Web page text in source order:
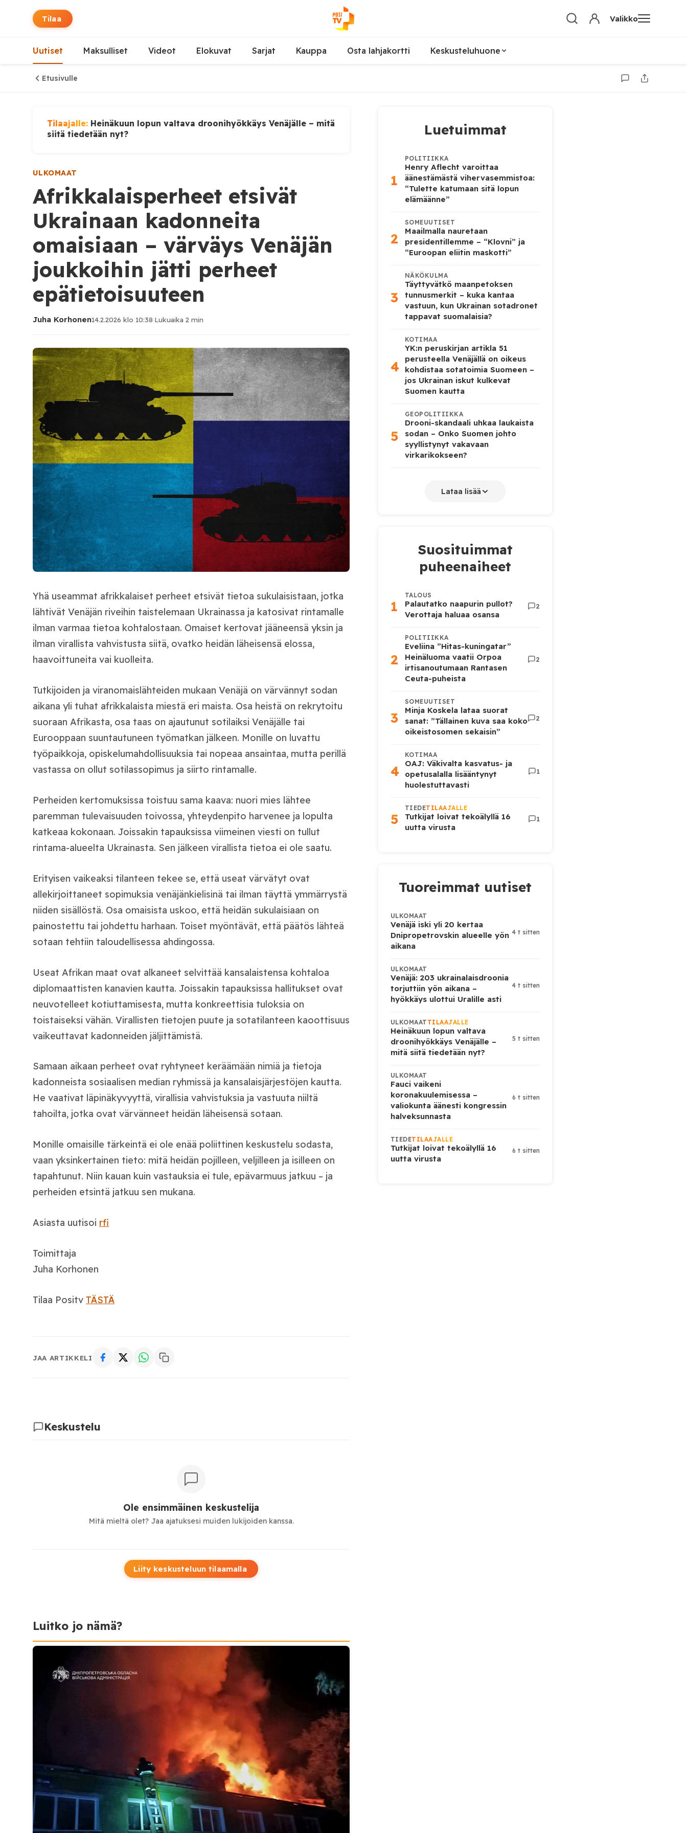
Tilaa Valikko
Uutiset Maksulliset Videot Elokuvat Sarjat Kauppa Osta lahjakortti Keskusteluhuone
Etusivulle
Tilaajalle: Heinäkuun lopun valtava droonihyökkäys Venäjälle – mitä
siitä tiedetään nyt?
ULKOMAAT
Afrikkalaisperheet etsivät
Ukrainaan kadonneita
omaisiaan – värväys Venäjän
joukkoihin jätti perheet
epätietoisuuteen
Juha Korhonen14.2.2026 klo 10:38·Lukuaika 2 min
Yhä useammat afrikkalaiset perheet etsivät tietoa sukulaisistaan, jotka
lähtivät Venäjän riveihin taistelemaan Ukrainassa ja katosivat rintamalle
ilman varmaa tietoa kohtalostaan. Omaiset kertovat jääneensä yksin ja
ilman virallista vahvistusta siitä, ovatko heidän läheisensä elossa,
haavoittuneita vai kuolleita.
Tutkijoiden ja viranomaislähteiden mukaan Venäjä on värvännyt sodan
aikana yli tuhat afrikkalaista miestä eri maista. Osa heistä on rekrytoitu
suoraan Afrikasta, osa taas on ajautunut sotilaiksi Venäjälle tai
Eurooppaan suuntautuneen työmatkan jälkeen. Monille on luvattu
työpaikkoja, opiskelumahdollisuuksia tai nopeaa ansaintaa, mutta perillä
vastassa on ollut sotilassopimus ja siirto rintamalle.
Perheiden kertomuksissa toistuu sama kaava: nuori mies lähtee
paremman tulevaisuuden toivossa, yhteydenpito harvenee ja lopulta
katkeaa kokonaan. Joissakin tapauksissa viimeinen viesti on tullut
rintama-alueelta Ukrainasta. Sen jälkeen virallista tietoa ei ole saatu.
Erityisen vaikeaksi tilanteen tekee se, että useat värvätyt ovat
allekirjoittaneet sopimuksia venäjänkielisinä tai ilman täyttä ymmärrystä
niiden sisällöstä. Osa omaisista uskoo, että heidän sukulaisiaan on
painostettu tai johdettu harhaan. Toiset myöntävät, että päätös lähteä
sotaan tehtiin taloudellisessa ahdingossa.
Useat Afrikan maat ovat alkaneet selvittää kansalaistensa kohtaloa
diplomaattisten kanavien kautta. Joissakin tapauksissa hallitukset ovat
neuvotelleet kotiuttamisesta, mutta konkreettisia tuloksia on
toistaiseksi vähän. Virallisten tietojen puute ja sotatilanteen kaoottisuus
vaikeuttavat kadonneiden jäljittämistä.
Samaan aikaan perheet ovat ryhtyneet keräämään nimiä ja tietoja
kadonneista sosiaalisen median ryhmissä ja kansalaisjärjestöjen kautta.
He vaativat läpinäkyvyyttä, virallisia vahvistuksia ja vastuuta niiltä
tahoilta, jotka ovat värvänneet heidän läheisensä sotaan.
Monille omaisille tärkeintä ei ole enää poliittinen keskustelu sodasta,
vaan yksinkertainen tieto: mitä heidän pojilleen, veljilleen ja isilleen on
tapahtunut. Niin kauan kuin vastauksia ei tule, epävarmuus jatkuu – ja
perheiden etsintä jatkuu sen mukana.
Asiasta uutisoi rfi
Toimittaja
Juha Korhonen
Tilaa Positv TÄSTÄ
JAA ARTIKKELI
Keskustelu
Ole ensimmäinen keskustelija
Mitä mieltä olet? Jaa ajatuksesi muiden lukijoiden kanssa.
Liity keskusteluun tilaamalla
Luitko jo nämä?
Luetuimmat
1
POLITIIKKA
Henry Aflecht varoittaa
äänestämästä vihervasemmistoa:
“Tulette katumaan sitä lopun
elämäänne”
2
SOMEUUTISET
Maailmalla nauretaan
presidentillemme – “Klovni” ja
“Euroopan eliitin maskotti”
3
NÄKÖKULMA
Täyttyvätkö maanpetoksen
tunnusmerkit – kuka kantaa
vastuun, kun Ukrainan sotadronet
tappavat suomalaisia?
4
KOTIMAA
YK:n peruskirjan artikla 51
perusteella Venäjällä on oikeus
kohdistaa sotatoimia Suomeen –
jos Ukrainan iskut kulkevat
Suomen kautta
5
GEOPOLITIIKKA
Drooni-skandaali uhkaa laukaista
sodan – Onko Suomen johto
syyllistynyt vakavaan
virkarikokseen?
Lataa lisää
Suosituimmat
puheenaiheet
1
TALOUS
Palautatko naapurin pullot?
Verottaja haluaa osansa
2
2
POLITIIKKA
Eveliina ”Hitas-kuningatar”
Heinäluoma vaatii Orpoa
irtisanoutumaan Rantasen
Ceuta-puheista
2
3
SOMEUUTISET
Minja Koskela lataa suorat
sanat: ”Tällainen kuva saa koko
oikeistosomen sekaisin”
2
4
KOTIMAA
OAJ: Väkivalta kasvatus- ja
opetusalalla lisääntynyt
huolestuttavasti
1
5
TIEDETILAAJALLE
Tutkijat loivat tekoälyllä 16
uutta virusta
1
Tuoreimmat uutiset
ULKOMAAT
Venäjä iski yli 20 kertaa
Dnipropetrovskin alueelle yön
aikana
4 t sitten
ULKOMAAT
Venäjä: 203 ukrainalaisdroonia
torjuttiin yön aikana –
hyökkäys ulottui Uralille asti
4 t sitten
ULKOMAAT TILAAJALLE
Heinäkuun lopun valtava
droonihyökkäys Venäjälle –
mitä siitä tiedetään nyt?
5 t sitten
ULKOMAAT
Fauci vaikeni
koronakuulemisessa –
valiokunta äänesti kongressin
halveksunnasta
6 t sitten
TIEDETILAAJALLE
Tutkijat loivat tekoälyllä 16
uutta virusta
6 t sitten